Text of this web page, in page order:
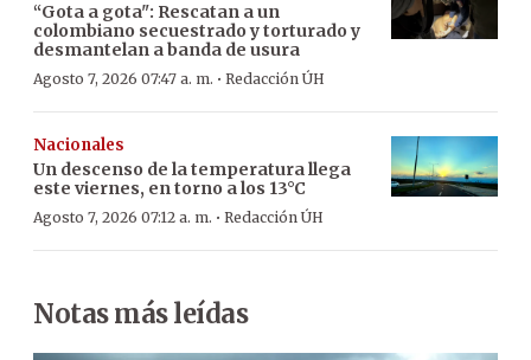
“Gota a gota": Rescatan a un
colombiano secuestrado y torturado y
desmantelan a banda de usura
Agosto 7, 2026 07:47 a. m. · Redacción ÚH
Nacionales
Un descenso de la temperatura llega
este viernes, en torno a los 13°C
Agosto 7, 2026 07:12 a. m. · Redacción ÚH
Notas más leídas